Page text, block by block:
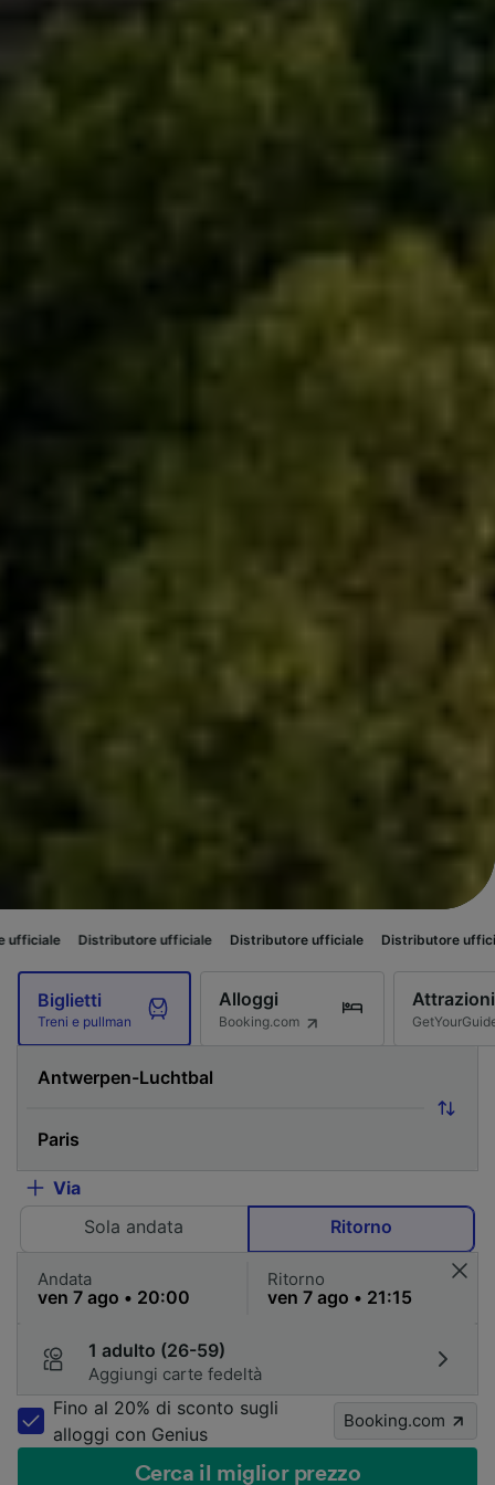
ufficiale Distributore ufficiale Distributore ufficiale
Biglietti
Treni e pullman
Alloggi
Booking.com
Attrazioni
Via
Sola andata
Ritorno
Andata Ritorno
1 adulto (26-59)
Aggiungi carte fedeltà
Fino al 20% di sconto sugli
alloggi con Genius
Booking.com
Cerca il miglior prezzo